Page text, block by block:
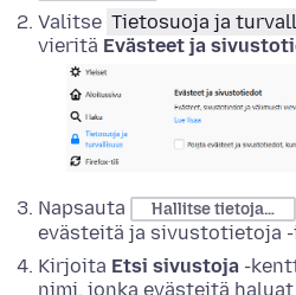
Valitse Tietosuoja ja
vieritä Evästeet ja
Napsauta Hallitse tietoja…
evästeitä ja sivustotietoja
Kirjoita Etsi sivustoja -
nimi, jonka evästeitä